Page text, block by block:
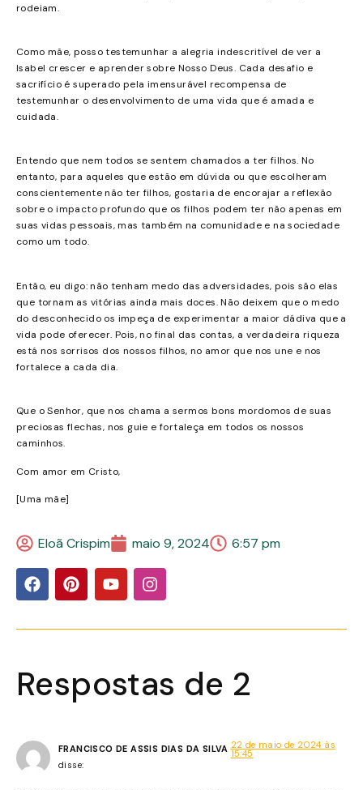
rodeiam.
Como mãe, posso testemunhar a alegria indescritível de ver a
Isabel crescer e aprender sobre Nosso Deus. Cada desafio e
sacrifício é superado pela imensurável recompensa de
testemunhar o desenvolvimento de uma vida que é amada e
cuidada.
Entendo que nem todos se sentem chamados a ter filhos. No
entanto, para aqueles que estão em dúvida ou que escolheram
conscientemente não ter filhos, gostaria de encorajar a reflexão
sobre o impacto profundo que os filhos podem ter não apenas em
suas vidas pessoais, mas também na comunidade e na sociedade
como um todo.
Então, eu digo: não tenham medo das adversidades, pois são elas
que tornam as vitórias ainda mais doces. Não deixem que o medo
do desconhecido os impeça de experimentar a maior dádiva que a
vida pode oferecer. Pois, no final das contas, a verdadeira riqueza
está nos sorrisos dos nossos filhos, no amor que nos une e nos
fortalece a cada dia.
Que o Senhor, que nos chama a sermos bons mordomos de suas
preciosas flechas, nos guie e fortaleça em todos os nossos
caminhos.
Com amor em Cristo,
[Uma mãe]
Eloã Crispim maio 9, 2024 6:57 pm
Respostas de 2
FRANCISCO DE ASSIS DIAS DA SILVA
disse:
22 de maio de 2024 às
15:45